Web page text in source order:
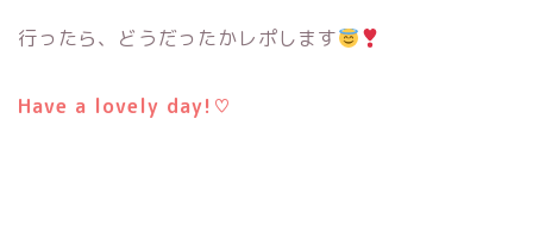
行ったら、どうだったかレポします
Have a lovely day!♡